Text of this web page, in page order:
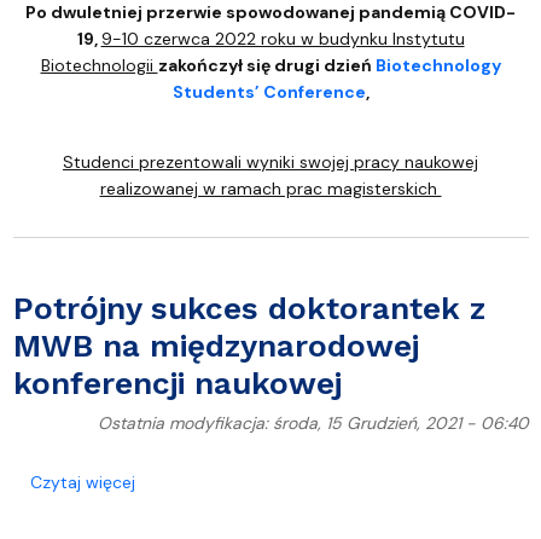
Po dwuletniej przerwie spowodowanej pandemią COVID-
19,9-10 czerwca 2022 roku w budynku Instytutu
Biotechnologii zakończył się drugi dzień Biotechnology
Students’ Conference,
Studenci prezentowali wyniki swojej pracy naukowej
realizowanej w ramach prac magisterskich
Potrójny sukces doktorantek z
MWB na międzynarodowej
konferencji naukowej
Ostatnia modyfikacja: środa, 15 Grudzień, 2021 - 06:40
Czytaj więcejo Potrójny sukces doktorantek z MWB na